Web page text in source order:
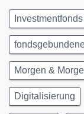
Investmentfonds
Morgen &
Digitalisierung